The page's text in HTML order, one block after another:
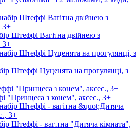
Штеффі Вагітна двійнею з
3+
Штеффі Цуценята на прогулянці, з
"Принцеса з конем", аксес., 3+
Штеффі - вагітна "Дитяча кімната",